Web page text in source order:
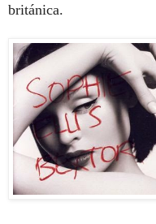
británica.